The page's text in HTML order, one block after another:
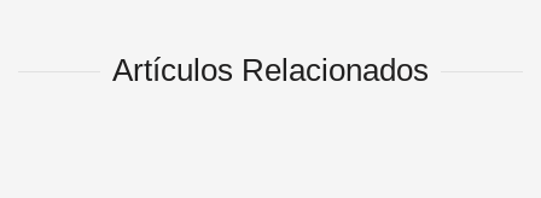
Artículos Relacionados